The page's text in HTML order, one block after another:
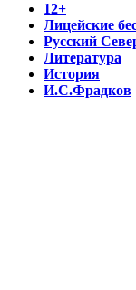
12+
Лицейские
Русский
Литература
История
И.С.Фрадков